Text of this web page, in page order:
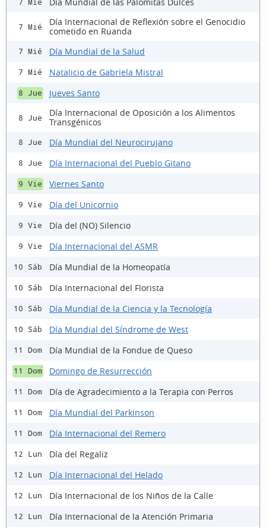
7 Mié
7 Mié
Día Internacional de Reflexión sobre el Genocidio
cometido en Ruanda
7 Mié Día Mundial de la Salud
7 Mié Natalicio de Gabriela Mistral
8 Jue Jueves Santo
8 Jue
Día Internacional de Oposición a los Alimentos
Transgénicos
8 Jue Día Mundial del Neurocirujano
8 Jue Día Internacional del Pueblo Gitano
9 Vie Viernes Santo
9 Vie Día del Unicornio
9 Vie Día del (NO) Silencio
9 Vie Día Internacional del ASMR
10 Sáb Día Mundial de la Homeopatía
10 Sáb Día Internacional del Florista
10 Sáb Día Mundial de la Ciencia y la Tecnología
10 Sáb Día Mundial del Síndrome de West
11 Dom Día Mundial de la Fondue de Queso
11 Dom Domingo de Resurrección
11 Dom Día de Agradecimiento a la Terapia con Perros
11 Dom Día Mundial del Parkinson
11 Dom Día Internacional del Remero
12 Lun Día del Regaliz
12 Lun Día Internacional del Helado
12 Lun Día Internacional de los Niños de la Calle
12 Lun Día Internacional de la Atención Primaria